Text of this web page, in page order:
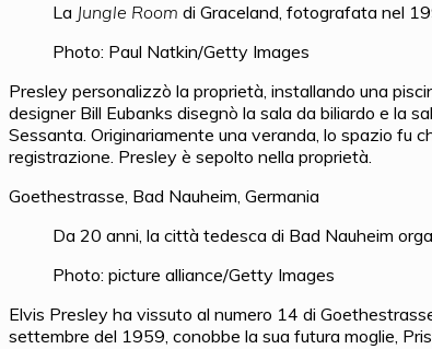
La Jungle Room di Graceland, fotografata nel
Photo: Paul Natkin/Getty Images
Presley personalizzò la proprietà, installando una
designer Bill Eubanks disegnò la sala da biliardo e la
Sessanta. Originariamente una veranda, lo spazio fu
registrazione. Presley è sepolto nella proprietà.
Goethestrasse, Bad Nauheim, Germania
Da 20 anni, la città tedesca di Bad Nauheim
Photo: picture alliance/Getty Images
Elvis Presley ha vissuto al numero 14 di
settembre del 1959, conobbe la sua futura moglie,